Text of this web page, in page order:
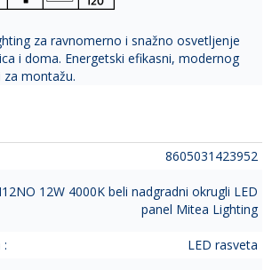
za ravnomerno i snažno osvetljenje
i doma. Energetski efikasni, modernog
montažu.
8605031423952
12W 4000K beli nadgradni okrugli LED
panel Mitea Lighting
: LED rasveta